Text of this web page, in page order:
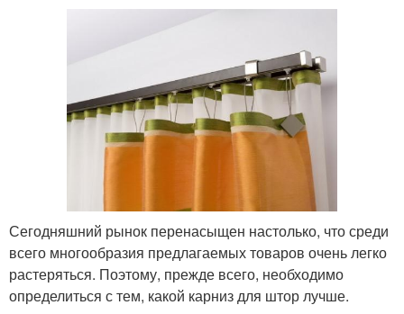
Сегодняшний рынок перенасыщен настолько, что среди
всего многообразия предлагаемых товаров очень легко
растеряться. Поэтому, прежде всего, необходимо
определиться с тем, какой карниз для штор лучше.